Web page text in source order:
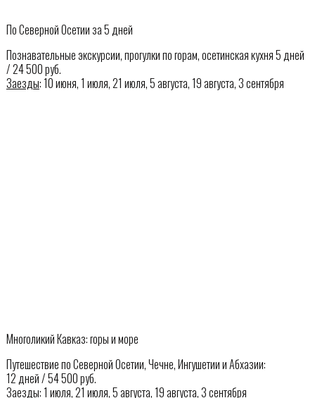
По Северной Осетии за 5 дней
Познавательные экскурсии, прогулки по горам, осетинская кухня 5 дней
/ 24 500 руб.
Заезды: 10 июня, 1 июля, 21 июля, 5 августа, 19 августа, 3 сентября
Многоликий Кавказ: горы и море
Путешествие по Северной Осетии, Чечне, Ингушетии и Абхазии:
12 дней / 54 500 руб.
Заезды: 1 июля, 21 июля, 5 августа, 19 августа, 3 сентября